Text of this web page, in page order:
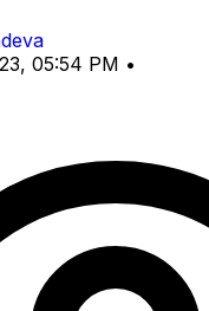
05:54 PM •